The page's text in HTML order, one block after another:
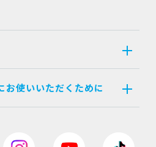
お使いいただくために